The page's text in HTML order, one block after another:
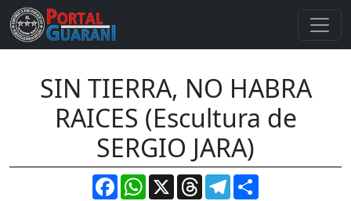
SIN TIERRA, NO HABRA
RAICES (Escultura de
SERGIO JARA)
FacebookWhatsApp
X ThreadsTelegram